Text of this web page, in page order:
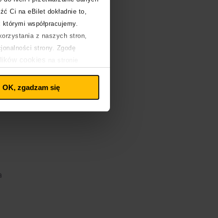
Ci na eBilet dokładnie to,
współpracujemy.
z naszych stron,
strony. Zgodę
cookies
OK, zgadzam się